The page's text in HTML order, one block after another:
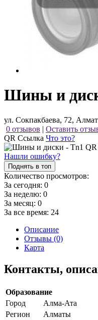
Шины и
ул. Сокпакбаева, 72,
0 отзывов | Оставить
QR Ссылка Что это?
Нашли ошибку?
Поднять в топ
Количество просмотров:
За сегодня: 0
За неделю: 0
За месяц: 0
За все время: 24
Описание
Отзывы (0)
Карта
Контакты,
Образование
Город
Алма-Ата
Регион
Алматы